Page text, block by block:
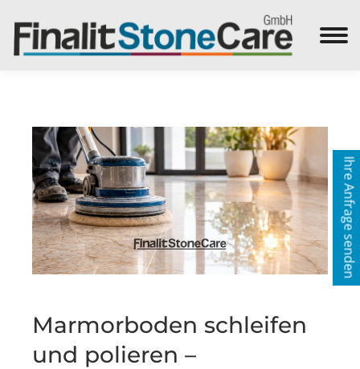
Search:
Marmorboden schleifen
und polieren –
Ihre Anfrage senden